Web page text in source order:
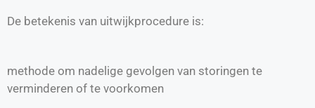
De betekenis van uitwijkprocedure is:
methode om nadelige gevolgen van storingen te
verminderen of te voorkomen